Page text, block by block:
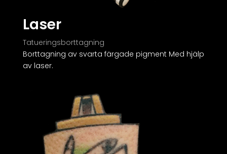
Laser
Tatueringsborttagning
Borttagning av svarta färgade pigment Med hjälp
av laser.